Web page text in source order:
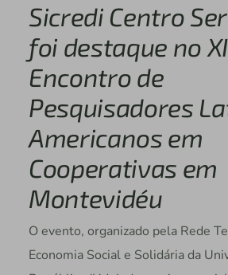
Sicredi Centro
foi destaque no
Encontro de
Pesquisadores
Americanos em
Cooperativas em
Montevidéu
O evento, organizado pela Rede
Economia Social e Solidária da